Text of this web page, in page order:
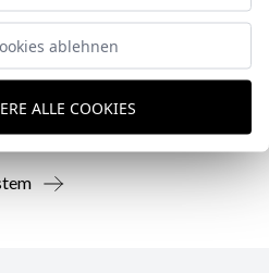
que combina
práctica, resistente y
ablehnen
ALLE COOKIES